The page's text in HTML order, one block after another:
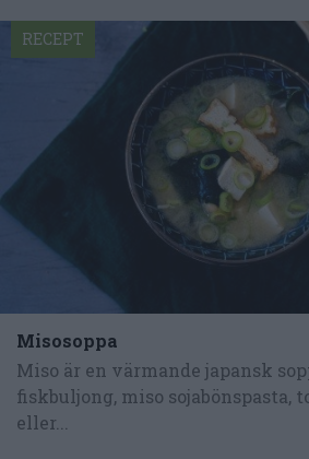
Misosoppa
Miso är en värmande japansk
fiskbuljong, miso sojabönspasta,
eller...
RECEPT